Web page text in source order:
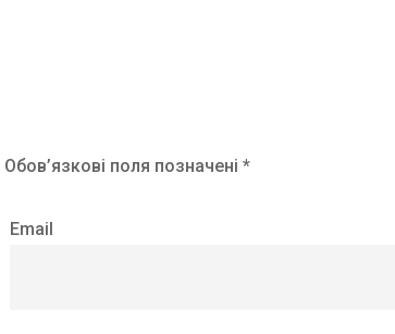
Обов’язкові поля позначені *
Email